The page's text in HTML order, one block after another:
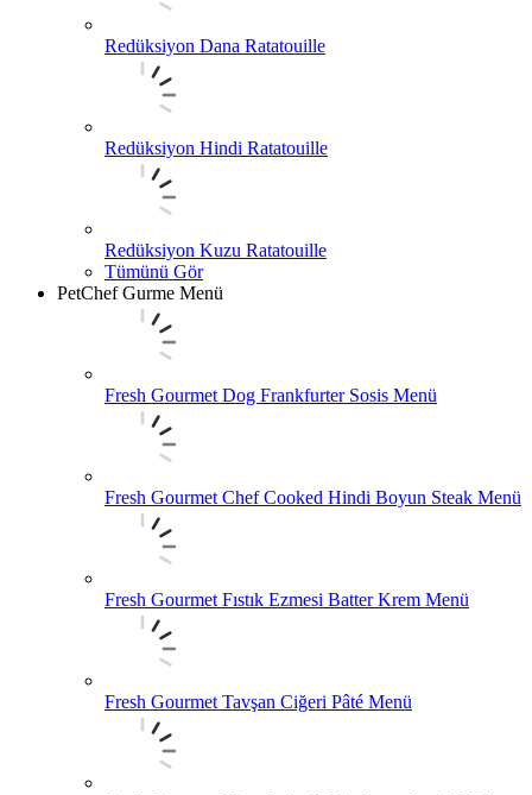
Redüksiyon Dana Ratatouille
Redüksiyon Hindi Ratatouille
Redüksiyon Kuzu Ratatouille
Tümünü Gör
PetChef Gurme Menü
Fresh Gourmet Dog Frankfurter Sosis Menü
Fresh Gourmet Chef Cooked Hindi Boyun Steak Menü
Fresh Gourmet Fıstık Ezmesi Batter Krem Menü
Fresh Gourmet Tavşan Ciğeri Pâté Menü